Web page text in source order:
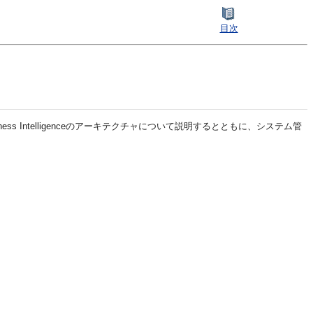
目次
Intelligenceのアーキテクチャについて説明するとともに、システム管